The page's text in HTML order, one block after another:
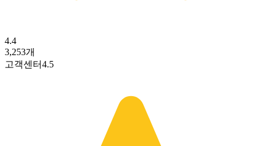
4.4
3,253개
고객센터4.5